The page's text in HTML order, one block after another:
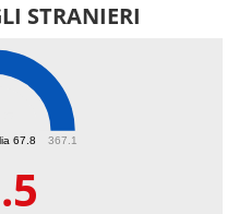
STRANIERI
67.8 367.1